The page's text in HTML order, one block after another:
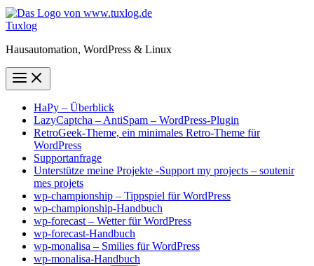
Tuxlog
Hausautomation, WordPress & Linux
HaPy – Überblick
LazyCaptcha – AntiSpam – WordPress-Plugin
RetroGeek-Theme, ein minimales Retro-Theme für
WordPress
Supportanfrage
Unterstütze meine Projekte -Support my projects – soutenir
mes projets
wp-championship – Tippspiel für WordPress
wp-championship-Handbuch
wp-forecast – Wetter für WordPress
wp-forecast-Handbuch
wp-monalisa – Smilies für WordPress
wp-monalisa-Handbuch